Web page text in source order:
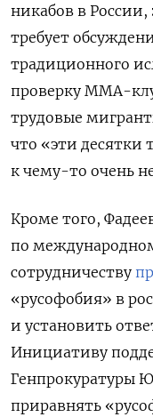
никабов в России,
требует
традиционного
проверку MMA-
трудовые
что «эти десятки
к чему-то очень
Кроме того,
по
сотрудничеству
«русофобия» в
и установить
Инициативу
Генпрокуратуры
приравнять